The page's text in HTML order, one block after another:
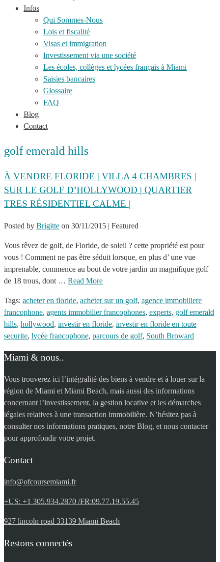
Infos
Qui Sommes-Nous
Lois et fiscalité
Visas et immigration
Investissement via une société
Les écoles, collèges et lycées français à Miami
Saisies bancaires
Glossaire
FAQ
Blog
Contact
golf emerald hills
À VENDRE FLORIDE | VILLA 4 CHAMBRES |
SUR LE GOLF D’HOLLYWOOD | QUARTIER
TRES RÉSIDENTIEL CALME |
Posted by Brigitte on 30/11/2015 | Featured
Vous rêvez de golf, de Floride, de soleil ? cette propriété est pour
vous ! Comment ne pas être séduit lorsque, en plus d’ une vue
imprenable, commence au bout de votre jardin un magnifique golf
de 18 trous, dont … Read More
Tags: acheter en floride, acheter sur un golf, agence immobiliere
francophone, agents immobilier francophones, experts, golf emerald
hills, hollywood, investir en floride, investir en floride en toute
securite, lycée francophone, parcours de golf, South Broward
Miami & nous..
Vous trouverez ici l’intégralité des biens à vendre et à louer sur la
région de Miami et Miami Beach, mais aussi des informations
concernant l’investissement, la gestion locative et les démarches
légales relatives à une transaction immobilière. N’hésitez pas à
consulter nos informations pratiques, notre Blog, et nous contacter
pour approfondir votre projet.
Contact
info@ofcoursemiami.fr
+US: +1 305.934.2870 /FR:09.77.19.55.45
927 lincoln road 33139 Miami Beach
Restons connectés